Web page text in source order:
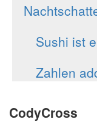
Sushi ist
Zahlen
CodyCross